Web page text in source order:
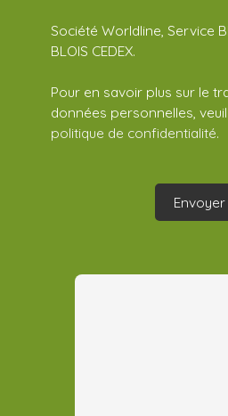
Société Worldline, Service
BLOIS CEDEX.
Pour en savoir plus sur le
données personnelles,
politique de confidentialité.
Envoyer